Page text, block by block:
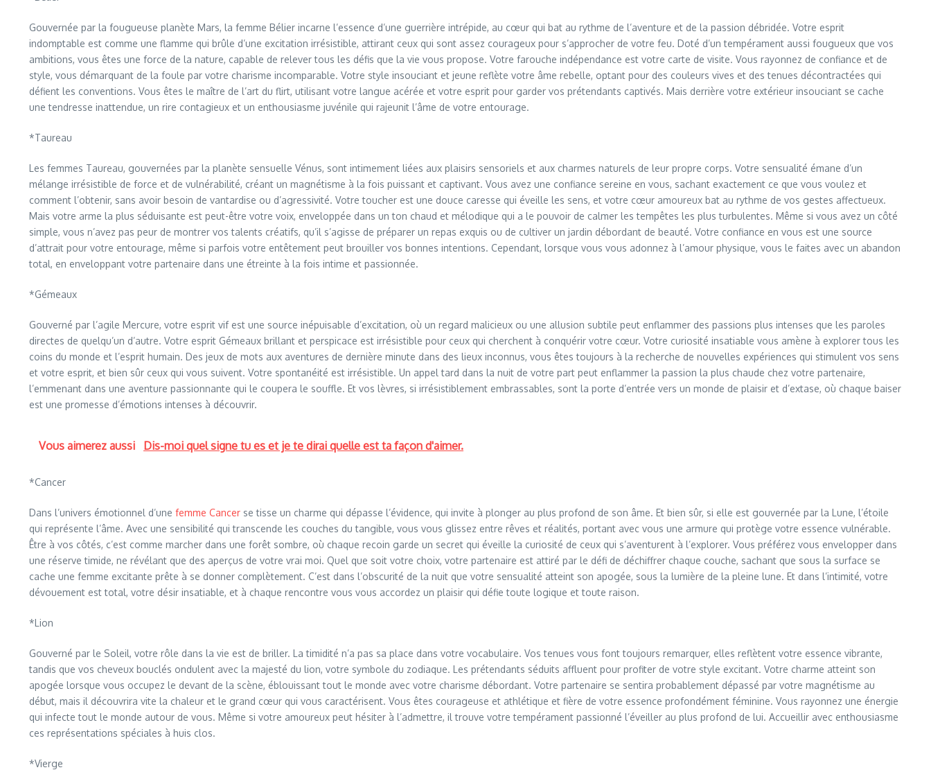
Gouvernée par la fougueuse planète Mars, la femme Bélier incarne l’essence d’une guerrière intrépide, au cœur qui bat au rythme de l’aventure et de la passion débridée. Votre esprit
indomptable est comme une flamme qui brûle d’une excitation irrésistible, attirant ceux qui sont assez courageux pour s’approcher de votre feu. Doté d’un tempérament aussi fougueux que vos
ambitions, vous êtes une force de la nature, capable de relever tous les défis que la vie vous propose. Votre farouche indépendance est votre carte de visite. Vous rayonnez de confiance et de
style, vous démarquant de la foule par votre charisme incomparable. Votre style insouciant et jeune reflète votre âme rebelle, optant pour des couleurs vives et des tenues décontractées qui
défient les conventions. Vous êtes le maître de l’art du flirt, utilisant votre langue acérée et votre esprit pour garder vos prétendants captivés. Mais derrière votre extérieur insouciant se cache
une tendresse inattendue, un rire contagieux et un enthousiasme juvénile qui rajeunit l’âme de votre entourage.
*Taureau
Les femmes Taureau, gouvernées par la planète sensuelle Vénus, sont intimement liées aux plaisirs sensoriels et aux charmes naturels de leur propre corps. Votre sensualité émane d’un
mélange irrésistible de force et de vulnérabilité, créant un magnétisme à la fois puissant et captivant. Vous avez une confiance sereine en vous, sachant exactement ce que vous voulez et
comment l’obtenir, sans avoir besoin de vantardise ou d’agressivité. Votre toucher est une douce caresse qui éveille les sens, et votre cœur amoureux bat au rythme de vos gestes affectueux.
Mais votre arme la plus séduisante est peut-être votre voix, enveloppée dans un ton chaud et mélodique qui a le pouvoir de calmer les tempêtes les plus turbulentes. Même si vous avez un côté
simple, vous n’avez pas peur de montrer vos talents créatifs, qu’il s’agisse de préparer un repas exquis ou de cultiver un jardin débordant de beauté. Votre confiance en vous est une source
d’attrait pour votre entourage, même si parfois votre entêtement peut brouiller vos bonnes intentions. Cependant, lorsque vous vous adonnez à l’amour physique, vous le faites avec un abandon
total, en enveloppant votre partenaire dans une étreinte à la fois intime et passionnée.
*Gémeaux
Gouverné par l’agile Mercure, votre esprit vif est une source inépuisable d’excitation, où un regard malicieux ou une allusion subtile peut enflammer des passions plus intenses que les paroles
directes de quelqu’un d’autre. Votre esprit Gémeaux brillant et perspicace est irrésistible pour ceux qui cherchent à conquérir votre cœur. Votre curiosité insatiable vous amène à explorer tous les
coins du monde et l’esprit humain. Des jeux de mots aux aventures de dernière minute dans des lieux inconnus, vous êtes toujours à la recherche de nouvelles expériences qui stimulent vos sens
et votre esprit, et bien sûr ceux qui vous suivent. Votre spontanéité est irrésistible. Un appel tard dans la nuit de votre part peut enflammer la passion la plus chaude chez votre partenaire,
l’emmenant dans une aventure passionnante qui le coupera le souffle. Et vos lèvres, si irrésistiblement embrassables, sont la porte d’entrée vers un monde de plaisir et d’extase, où chaque baiser
est une promesse d’émotions intenses à découvrir.
Vous aimerez aussi Dis-moi quel signe tu es et je te dirai quelle est ta façon d'aimer.
*Cancer
Dans l’univers émotionnel d’une femme Cancer se tisse un charme qui dépasse l’évidence, qui invite à plonger au plus profond de son âme. Et bien sûr, si elle est gouvernée par la Lune, l’étoile
qui représente l’âme. Avec une sensibilité qui transcende les couches du tangible, vous vous glissez entre rêves et réalités, portant avec vous une armure qui protège votre essence vulnérable.
Être à vos côtés, c’est comme marcher dans une forêt sombre, où chaque recoin garde un secret qui éveille la curiosité de ceux qui s’aventurent à l’explorer. Vous préférez vous envelopper dans
une réserve timide, ne révélant que des aperçus de votre vrai moi. Quel que soit votre choix, votre partenaire est attiré par le défi de déchiffrer chaque couche, sachant que sous la surface se
cache une femme excitante prête à se donner complètement. C’est dans l’obscurité de la nuit que votre sensualité atteint son apogée, sous la lumière de la pleine lune. Et dans l’intimité, votre
dévouement est total, votre désir insatiable, et à chaque rencontre vous vous accordez un plaisir qui défie toute logique et toute raison.
*Lion
Gouverné par le Soleil, votre rôle dans la vie est de briller. La timidité n’a pas sa place dans votre vocabulaire. Vos tenues vous font toujours remarquer, elles reflètent votre essence vibrante,
tandis que vos cheveux bouclés ondulent avec la majesté du lion, votre symbole du zodiaque. Les prétendants séduits affluent pour profiter de votre style excitant. Votre charme atteint son
apogée lorsque vous occupez le devant de la scène, éblouissant tout le monde avec votre charisme débordant. Votre partenaire se sentira probablement dépassé par votre magnétisme au
début, mais il découvrira vite la chaleur et le grand cœur qui vous caractérisent. Vous êtes courageuse et athlétique et fière de votre essence profondément féminine. Vous rayonnez une énergie
qui infecte tout le monde autour de vous. Même si votre amoureux peut hésiter à l’admettre, il trouve votre tempérament passionné l’éveiller au plus profond de lui. Accueillir avec enthousiasme
ces représentations spéciales à huis clos.
*Vierge